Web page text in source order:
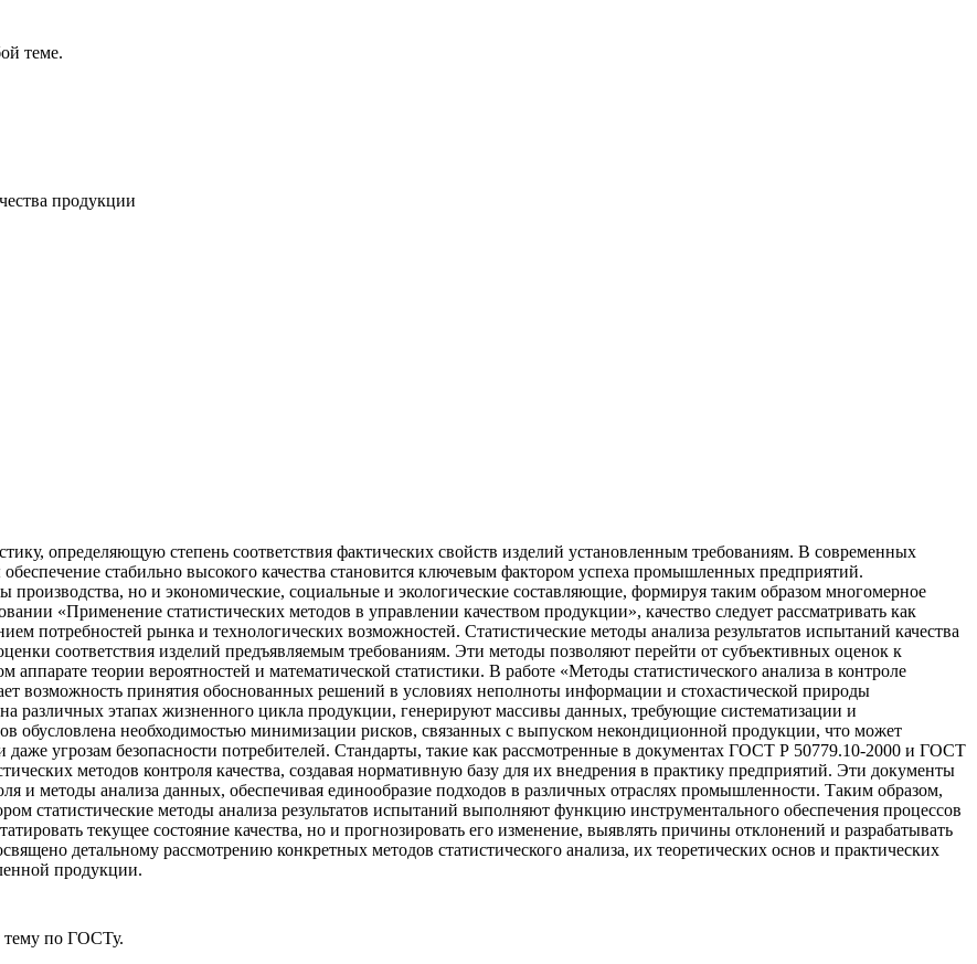
теме.
продукции
определяющую степень соответствия фактических свойств изделий установленным требованиям. В современных
стабильно высокого качества становится ключевым фактором успеха промышленных предприятий.
производства, но и экономические, социальные и экологические составляющие, формируя таким образом многомерное
«Применение статистических методов в управлении качеством продукции», качество следует рассматривать как
потребностей рынка и технологических возможностей. Статистические методы анализа результатов испытаний качества
соответствия изделий предъявляемым требованиям. Эти методы позволяют перейти от субъективных оценок к
теории вероятностей и математической статистики. В работе «Методы статистического анализа в контроле
возможность принятия обоснованных решений в условиях неполноты информации и стохастической природы
различных этапах жизненного цикла продукции, генерируют массивы данных, требующие систематизации и
обусловлена необходимостью минимизации рисков, связанных с выпуском некондиционной продукции, что может
угрозам безопасности потребителей. Стандарты, такие как рассмотренные в документах ГОСТ Р 50779.10-2000 и ГОСТ
методов контроля качества, создавая нормативную базу для их внедрения в практику предприятий. Эти документы
и методы анализа данных, обеспечивая единообразие подходов в различных отраслях промышленности. Таким образом,
статистические методы анализа результатов испытаний выполняют функцию инструментального обеспечения процессов
текущее состояние качества, но и прогнозировать его изменение, выявлять причины отклонений и разрабатывать
детальному рассмотрению конкретных методов статистического анализа, их теоретических основ и практических
продукции.
по ГОСТу.